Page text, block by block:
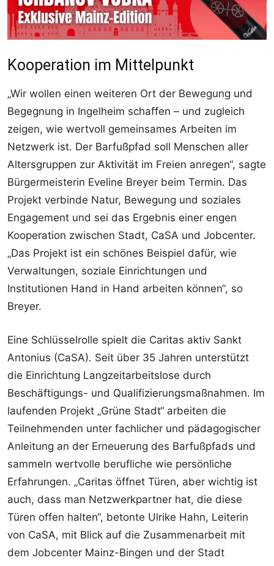
Kooperation im Mittelpunkt
„Wir wollen einen weiteren Ort der Bewegung und
Begegnung in Ingelheim schaffen – und zugleich
zeigen, wie wertvoll gemeinsames Arbeiten im
Netzwerk ist. Der Barfußpfad soll Menschen aller
Altersgruppen zur Aktivität im Freien anregen“, sagte
Bürgermeisterin Eveline Breyer beim Termin. Das
Projekt verbinde Natur, Bewegung und soziales
Engagement und sei das Ergebnis einer engen
Kooperation zwischen Stadt, CaSA und Jobcenter.
„Das Projekt ist ein schönes Beispiel dafür, wie
Verwaltungen, soziale Einrichtungen und
Institutionen Hand in Hand arbeiten können“, so
Breyer.
Eine Schlüsselrolle spielt die Caritas aktiv Sankt
Antonius (CaSA). Seit über 35 Jahren unterstützt
die Einrichtung Langzeitarbeitslose durch
Beschäftigungs- und Qualifizierungsmaßnahmen. Im
laufenden Projekt „Grüne Stadt“ arbeiten die
Teilnehmenden unter fachlicher und pädagogischer
Anleitung an der Erneuerung des Barfußpfads und
sammeln wertvolle berufliche wie persönliche
Erfahrungen. „Caritas öffnet Türen, aber wichtig ist
auch, dass man Netzwerkpartner hat, die diese
Türen offen halten“, betonte Ulrike Hahn, Leiterin
von CaSA, mit Blick auf die Zusammenarbeit mit
dem Jobcenter Mainz-Bingen und der Stadt